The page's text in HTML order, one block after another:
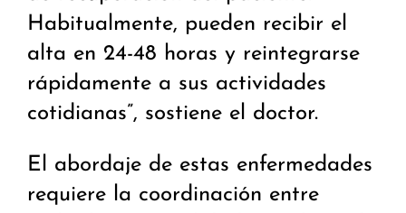
Habitualmente, pueden recibir el
alta en 24-48 horas y reintegrarse
rápidamente a sus actividades
cotidianas”, sostiene el doctor.
El abordaje de estas enfermedades
requiere la coordinación entre